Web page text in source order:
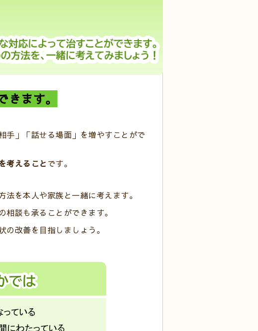
きます。
手」「話せる場面」を増やすことがで
考えることです。
を本人や家族と一緒に考えます。
談も承ることができます。
改善を目指しましょう。